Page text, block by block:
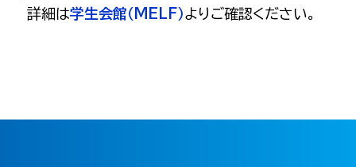
詳細は学生会館（MELF）よりご確認ください。